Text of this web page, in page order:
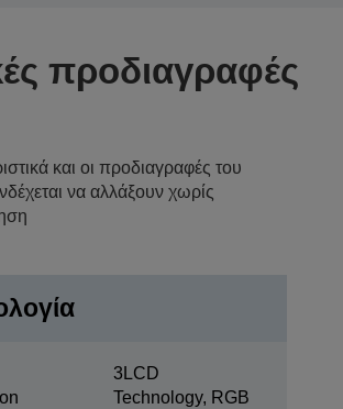
προδιαγραφές
και οι προδιαγραφές του
να αλλάξουν χωρίς
3LCD
Technology, RGB